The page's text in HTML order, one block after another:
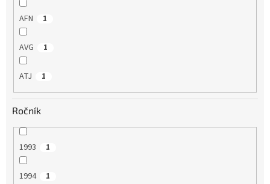
AFN 1
AVG 1
ATJ 1
Ročník
1993 1
1994 1